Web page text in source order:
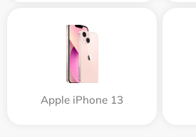
Apple iPhone 13